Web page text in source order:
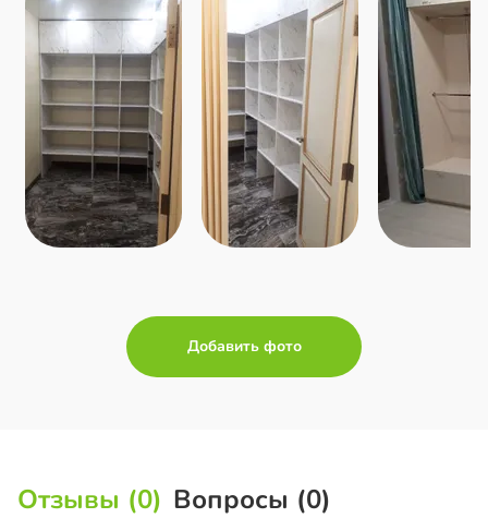
Добавить фото
Отзывы (0) Вопросы (0)